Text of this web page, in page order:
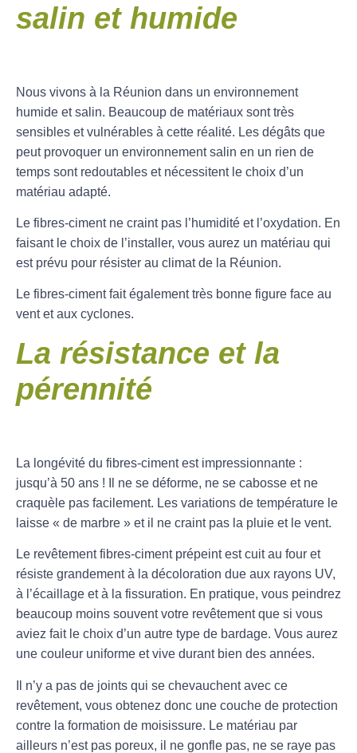
salin et humide
Nous vivons à la Réunion dans un environnement
humide et salin. Beaucoup de matériaux sont très
sensibles et vulnérables à cette réalité. Les dégâts que
peut provoquer un environnement salin en un rien de
temps sont redoutables et nécessitent le choix d’un
matériau adapté.
Le fibres-ciment ne craint pas l’humidité et l’oxydation. En
faisant le choix de l’installer, vous aurez un matériau qui
est prévu pour résister au climat de la Réunion.
Le fibres-ciment fait également très bonne figure face au
vent et aux cyclones.
La résistance et la
pérennité
La longévité du fibres-ciment est impressionnante :
jusqu’à 50 ans ! Il ne se déforme, ne se cabosse et ne
craquèle pas facilement. Les variations de température le
laisse « de marbre » et il ne craint pas la pluie et le vent.
Le revêtement fibres-ciment prépeint est cuit au four et
résiste grandement à la décoloration due aux rayons UV,
à l’écaillage et à la fissuration. En pratique, vous peindrez
beaucoup moins souvent votre revêtement que si vous
aviez fait le choix d’un autre type de bardage. Vous aurez
une couleur uniforme et vive durant bien des années.
Il n’y a pas de joints qui se chevauchent avec ce
revêtement, vous obtenez donc une couche de protection
contre la formation de moisissure. Le matériau par
ailleurs n’est pas poreux, il ne gonfle pas, ne se raye pas